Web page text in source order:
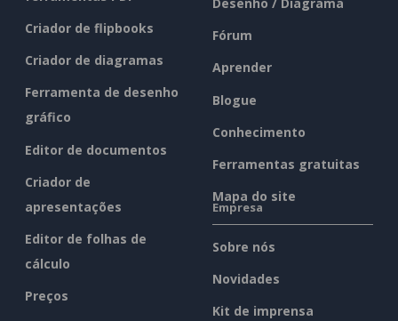
Criador de flipbooks
Criador de diagramas
Ferramenta de desenho
gráfico
Editor de documentos
Criador de
apresentações
Editor de folhas de
cálculo
Preços
Fórum
Aprender
Blogue
Conhecimento
Ferramentas gratuitas
Mapa do site
Empresa
Sobre nós
Novidades
Kit de imprensa